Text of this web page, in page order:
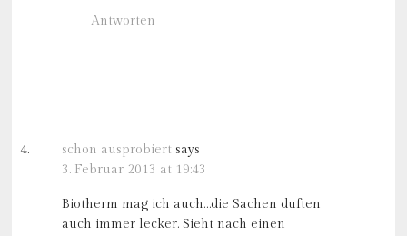
Antworten
schon ausprobiert says
3. Februar 2013 at 19:43
Biotherm mag ich auch…die Sachen duften
auch immer lecker. Sieht nach einen